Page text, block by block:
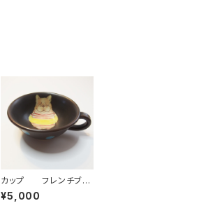
カップ フレンチブル
ドッグ ダークブラウ
ン
¥5,000